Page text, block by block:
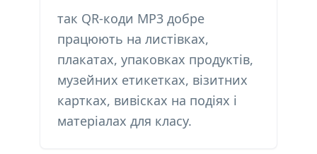
так QR-коди MP3 добре
працюють на листівках,
плакатах, упаковках продуктів,
музейних етикетках, візитних
картках, вивісках на подіях і
матеріалах для класу.